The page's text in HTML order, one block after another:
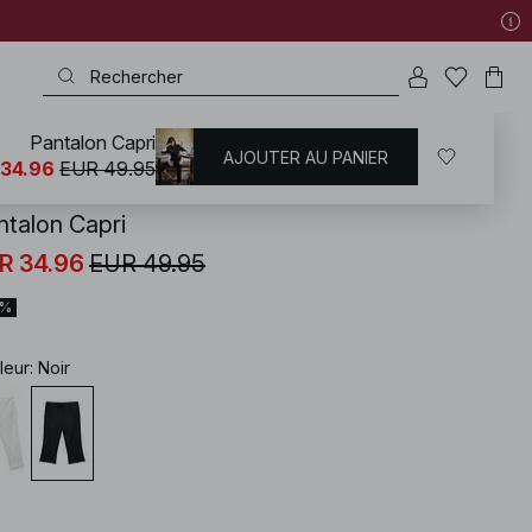
/ Pantalons Pantalons cropped
Capri
34.96 EUR 49.95
: Noir
Pantalon Capri
34.96 EUR 49.95 AJOUTER AU PANIER